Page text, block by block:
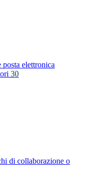
posta elettronica
30
di collaborazione o